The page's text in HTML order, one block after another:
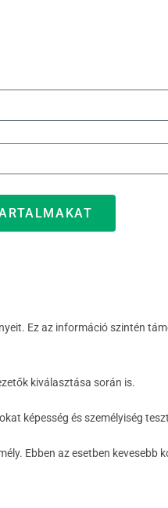
Ez az információ szintén
kiválasztása során is.
képesség és személyiség
Ebben az esetben kevesebb